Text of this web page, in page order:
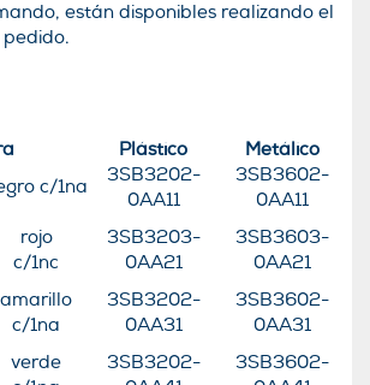
están disponibles realizando el
Plástico
Metálico
c/1na
3SB3202-
0AA11
3SB3602-
0AA11
rojo
c/1nc
3SB3203-
0AA21
3SB3603-
0AA21
amarillo
c/1na
3SB3202-
0AA31
3SB3602-
0AA31
verde
3SB3202-
3SB3602-